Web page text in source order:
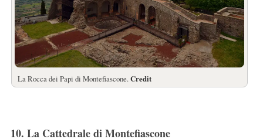
La Rocca dei Papi di Montefiascone.Credit
10. La Cattedrale di Montefiascone